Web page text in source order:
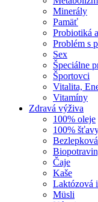
Minerály
Pamäť
Probiotiká
Problém s
Sex
Špeciálne
Športovci
Vitalita,
Vitamíny
Zdravá výživa
100% oleje
100%
Čaje
Kaše
Laktózová
Müsli